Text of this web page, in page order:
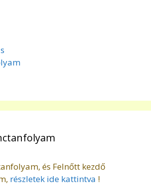
és Felnőtt kezdő
részletek ide kattintva !